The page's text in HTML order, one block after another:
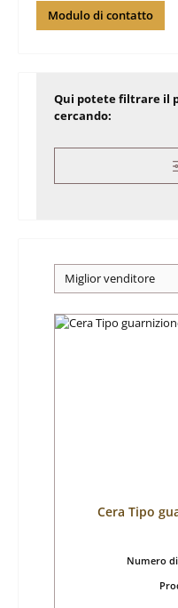
Modulo di contatto
Qui potete filtrare il
cercando:
Cera Tipo
Numero